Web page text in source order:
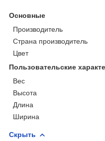
Основные
Производитель
Страна производитель
Цвет
Пользовательские
Вес
Высота
Длина
Ширина
Скрыть